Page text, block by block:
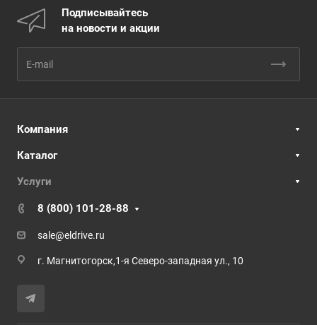
Подписывайтесь
на новости и акции
Компания
Каталог
Услуги
8 (800) 101-28-88
sale@eldrive.ru
г. Магнитогорск,1-я Северо-западная ул., 10